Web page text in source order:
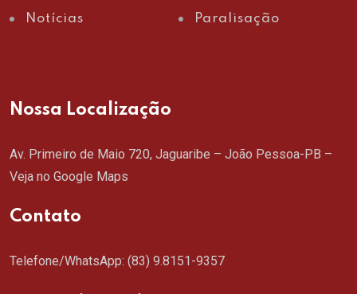
Notícias Paralisação
Nossa Localização
Av. Primeiro de Maio 720, Jaguaribe – João Pessoa-PB –
Veja no Google Maps
Contato
Telefone/WhatsApp: (83) 9.8151-9357